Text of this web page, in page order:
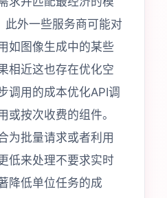
此外一些服务商可能对
如图像生成中的某些
相近这也存在优化空
调用的成本优化API调
或按次收费的组件。
为批量请求或者利用
低来处理不要求实时
降低单位任务的成